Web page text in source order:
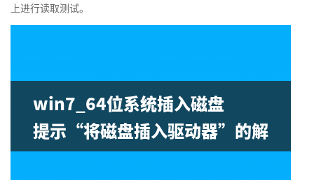
上进行读取测试。